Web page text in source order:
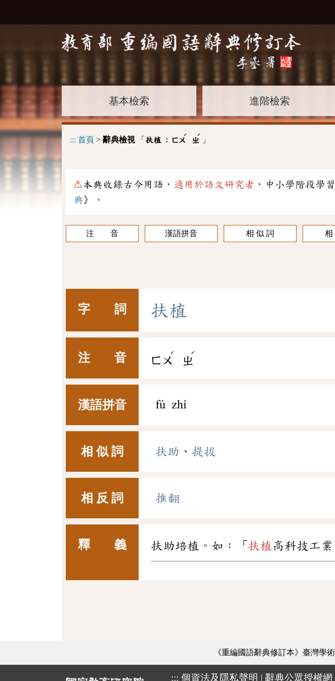
基本檢索 進階檢索
::: 首頁 > 辭典檢視「 扶植 : ㄈㄨ
ˊ
ㄓ
ˊ
」
⚠本典收錄古今用語， 適用於語文研究者 ，中小學階段學
典》。
注 音 漢語拼音 相 似 詞 相
字 詞 扶植
注 音 ㄈㄨ
ˊ
ㄓ
ˊ
漢語拼音 fú zhí
相 似 詞 扶助 、 提拔
相 反 詞 推翻
釋 義 扶助培植。如：「 扶植 高科技工
《重編國語辭典修訂本》臺灣學
::: 個資法及隱私聲明 | 辭典公眾授權網